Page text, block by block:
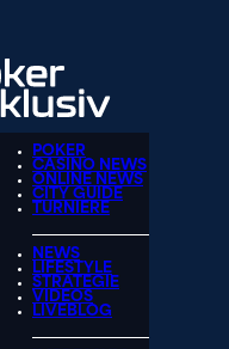
POKER
CASINO NEWS
ONLINE NEWS
CITY GUIDE
TURNIERE
NEWS
LIFESTYLE
STRATEGIE
VIDEOS
LIVEBLOG